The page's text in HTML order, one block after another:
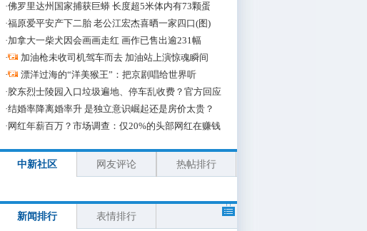
·佛罗里达州国家捕获巨蟒 长度超5米体内有73颗蛋
·福原爱平安产下二胎 老公江宏杰喜晒一家四口(图)
·加拿大一柴犬因会画画走红 画作已售出逾231幅
·
加油枪未收司机驾车而去 加油站上演惊魂瞬间
·
漂洋过海的“洋美猴王”：把京剧唱给世界听
·胶东烈士陵园入口垃圾遍地、停车乱收费？官方回应
·结婚率降离婚率升 是独立意识崛起还是房价太贵？
· 网红年薪百万？市场调查：仅20%的头部网红在赚钱
中新社区 网友评论 热帖排行
新闻排行 表情排行